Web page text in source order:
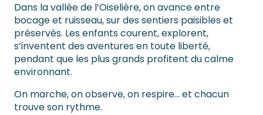
Dans la vallée de l’Oiselière, on avance entre
bocage et ruisseau, sur des sentiers paisibles et
préservés. Les enfants courent, explorent,
s’inventent des aventures en toute liberté,
pendant que les plus grands profitent du calme
environnant.
On marche, on observe, on respire… et chacun
trouve son rythme.